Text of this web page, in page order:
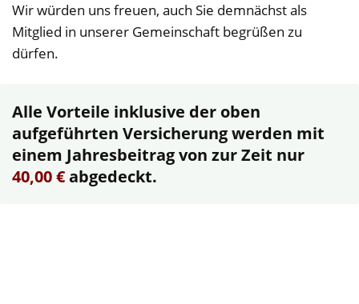
Wir würden uns freuen, auch Sie demnächst als
Mitglied in unserer Gemeinschaft begrüßen zu
dürfen.
Alle Vorteile inklusive der oben
aufgeführten Versicherung werden mit
einem Jahresbeitrag von zur Zeit nur
40,00 €abgedeckt.